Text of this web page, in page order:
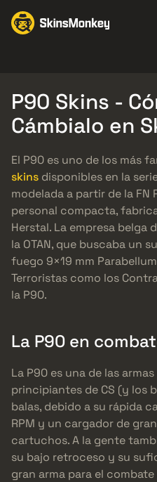
P90 Skins -
Cámbialo en
El P90 es uno de los más
skins disponibles en la
modelada a partir de la FN
personal compacta,
Herstal. La empresa belga
la OTAN, que buscaba un
fuego 9×19 mm
Terroristas como los
la P90.
La P90 en
La P90 es una de las
principiantes de CS (y los
balas, debido a su rápida
RPM y un cargador de
cartuchos. A la gente
su bajo retroceso y su
gran arma para el